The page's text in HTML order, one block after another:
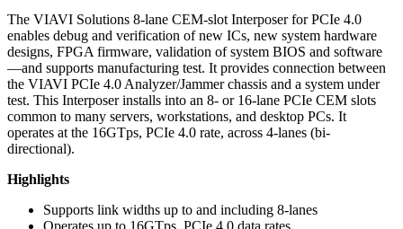
The VIAVI Solutions 8-lane CEM-slot Interposer for PCIe 4.0
enables debug and verification of new ICs, new system hardware
designs, FPGA firmware, validation of system BIOS and software
—and supports manufacturing test. It provides connection between
the VIAVI PCIe 4.0 Analyzer/Jammer chassis and a system under
test. This Interposer installs into an 8- or 16-lane PCIe CEM slots
common to many servers, workstations, and desktop PCs. It
operates at the 16GTps, PCIe 4.0 rate, across 4-lanes (bi-
directional).
Highlights
Supports link widths up to and including 8-lanes